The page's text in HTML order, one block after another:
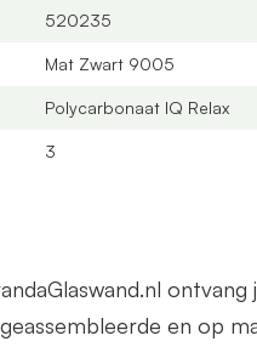
maat leveren. Zowel in
offerte aan.
520235
Mat Zwart 9005
Polycarbonaat IQ Relax
3
ontvang
en op